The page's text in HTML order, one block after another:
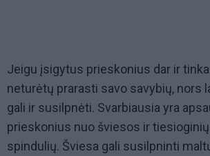
Jeigu įsigytus prieskonius dar ir
neturėtų prarasti savo savybių, nors
gali ir susilpnėti. Svarbiausia yra
prieskonius nuo šviesos ir
spindulių. Šviesa gali susilpninti